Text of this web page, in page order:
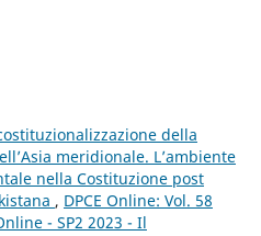
della
meridionale. L’ambiente
nella Costituzione post
, DPCE Online: Vol. 58
- SP2 2023 - Il